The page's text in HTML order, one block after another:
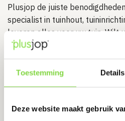
Toestemming Details
Deze website maakt gebruik
Plusjop de juiste
specialist in tuinhout,
leveren alles voor uw tuin. Wilt
bij uw tuinproject past? Of
Wij adviseren en voorzien u
blokhutten & tuinhuizen.